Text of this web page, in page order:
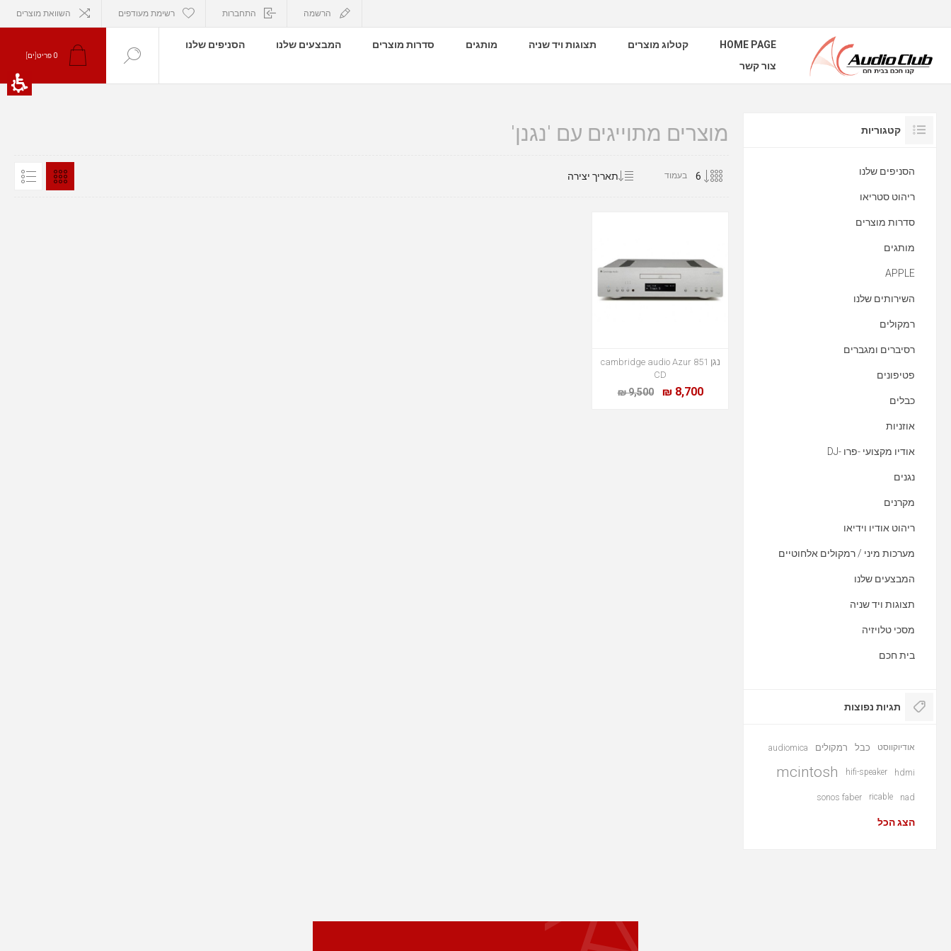
הרשמה התחברות רשימת מעודפים השוואת מוצרים
HOME PAGE קטלוג מוצרים תצוגות ויד שניה מותגים סדרות מוצרים המבצעים שלנו
הסניפים שלנו
צור קשר
0 פריט[ים]
מוצרים מתוייגים עם 'נגנן'
בעמוד
נגן cambridge audio Azur 851
CD
8,700 ₪
9,500 ₪
קטגוריות
הסניפים שלנו
ריהוט סטריאו
סדרות מוצרים
מותגים
APPLE
השירותים שלנו
רמקולים
רסיברים ומגברים
פטיפונים
כבלים
אוזניות
אודיו מקצועי -פרו -DJ
נגנים
מקרנים
ריהוט אודיו וידיאו
מערכות מיני / רמקולים אלחוטיים
המבצעים שלנו
תצוגות ויד שניה
מסכי טלויזיה
בית חכם
תגיות נפוצות
אודיוקווסט כבל רמקולים audiomica
hdmi
hifi-speaker
mcintosh
nad
ricable
sonos faber
הצג הכל